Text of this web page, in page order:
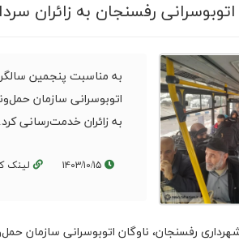
رفسنجان به زائران
به مناسبت پنجمین
اتوبوسرانی سازمان
به زائران خدمت‌رسانی کرد.
۱۴۰۳/۱۰/۱۵ لینک
رفسنجان، ناوگان اتوبوسرانی سازمان